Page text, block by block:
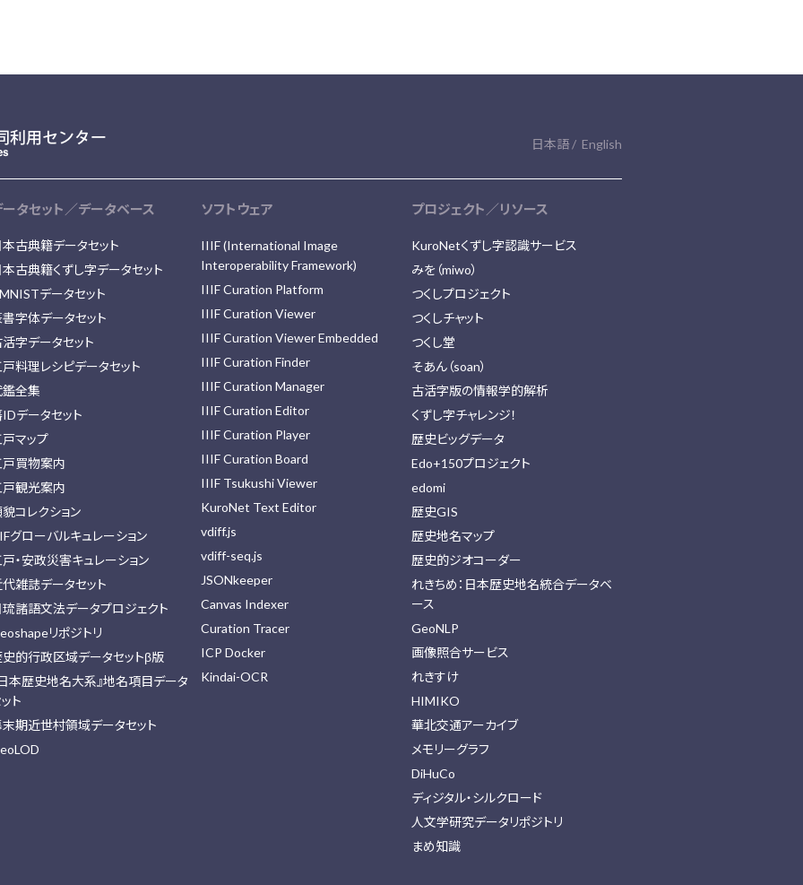
日本語 English
ータセット／データベース
古典籍データセット
古典籍くずし字データセット
データセット
字体データセット
字データセット
料理レシピデータセット
鑑全集
データセット
マップ
戸買物案内
戸観光案内
コレクション
グローバルキュレーション
・安政災害キュレーション
雑誌データセット
諸語文法データプロジェクト
リポジトリ
的行政区域データセットβ版
本歴史地名大系』地名項目データ
ト
期近世村領域データセット
ソフトウェア
IIIF (International Image
Interoperability Framework)
IIIF Curation Platform
IIIF Curation Viewer
IIIF Curation Viewer Embedded
IIIF Curation Finder
IIIF Curation Manager
IIIF Curation Editor
IIIF Curation Player
IIIF Curation Board
IIIF Tsukushi Viewer
KuroNet Text Editor
vdiff.js
vdiff-seq.js
JSONkeeper
Canvas Indexer
Curation Tracer
ICP Docker
Kindai-OCR
プロジェクト／リソース
KuroNetくずし字認識サービス
みを（miwo）
つくしプロジェクト
つくしチャット
つくし堂
そあん（soan）
古活字版の情報学的解析
くずし字チャレンジ！
歴史ビッグデータ
Edo+150プロジェクト
edomi
歴史GIS
歴史地名マップ
歴史的ジオコーダー
れきちめ：日本歴史地名統合データベ
ース
GeoNLP
画像照合サービス
れきすけ
HIMIKO
華北交通アーカイブ
メモリーグラフ
DiHuCo
ディジタル・シルクロード
人文学研究データリポジトリ
まめ知識